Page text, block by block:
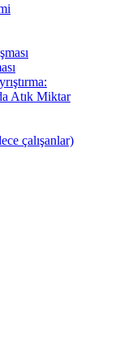
Atık Miktar
çalışanlar)